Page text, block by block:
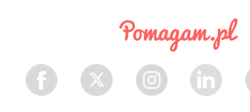
Facebook Twitter Instagram LinkedIn